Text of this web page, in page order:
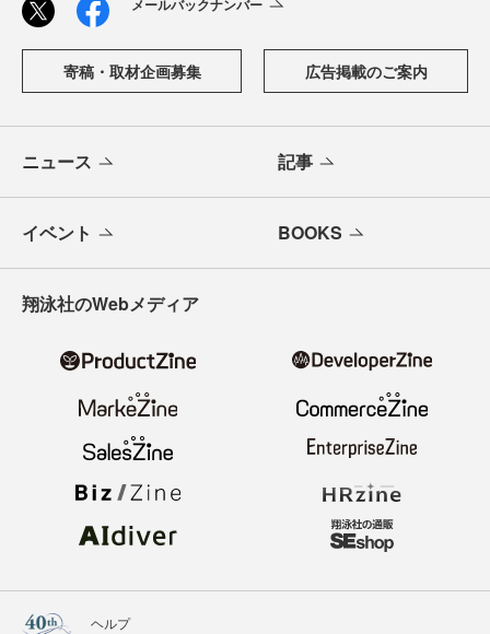
メールバックナンバー
寄稿・取材企画募集 広告掲載のご案内
ニュース 記事
イベント BOOKS
翔泳社のWebメディア
ヘルプ